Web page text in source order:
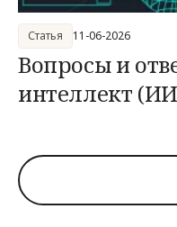
Вопросы и
интеллект
Статья 11-06-2026